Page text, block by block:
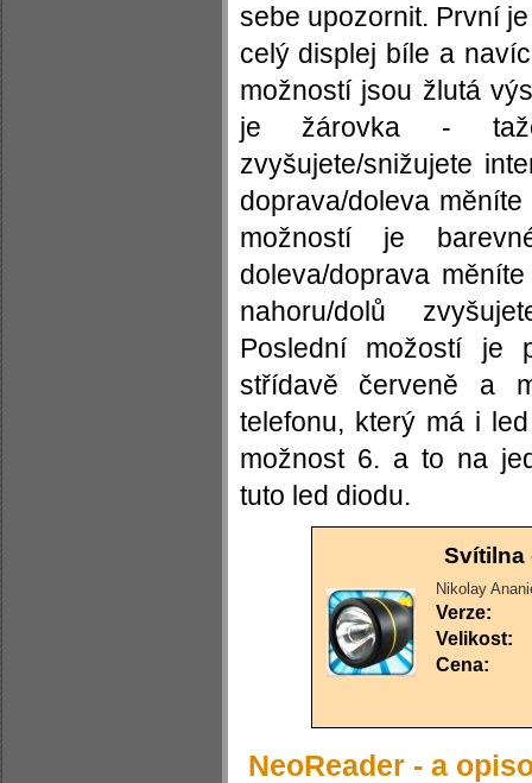
sebe upozornit. První
celý displej bíle a
možností jsou žlutá
je žárovka -
zvyšujete/snižujete
doprava/doleva
možností je
doleva/doprava
nahoru/dolů
Poslední možostí je
střídavě červeně a
telefonu, který má i
možnost 6. a to na
tuto led diodu.
Svítilna
Nikolay
Verze:
Velikost:
Cena:
NeoReader - a